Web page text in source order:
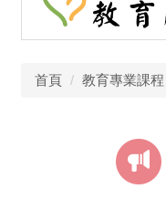
首頁 教育專業課程